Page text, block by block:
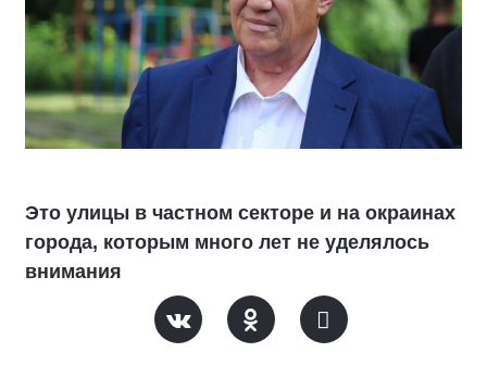
Это улицы в частном секторе и на окраинах
города, которым много лет не уделялось
внимания